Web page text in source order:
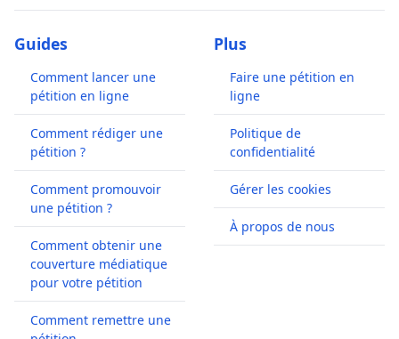
Guides
Comment lancer une
pétition en ligne
Comment rédiger une
pétition ?
Comment promouvoir
une pétition ?
Comment obtenir une
couverture médiatique
pour votre pétition
Comment remettre une
Plus
Faire une pétition en
ligne
Politique de
confidentialité
Gérer les cookies
À propos de nous